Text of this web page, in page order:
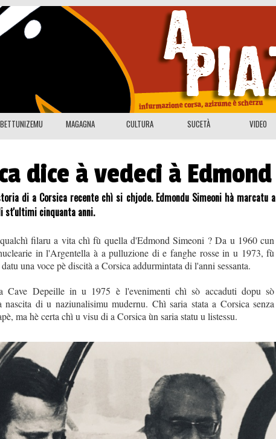
BETTUNIZEMU MAGAGNA CULTURA SUCETÀ VIDEO
dice à vedeci à Edmond
di a Corsica recente chì si chjode. Edmondu Simeoni hà marcatu a
st'ultimi cinquanta anni.
filaru a vita chì fù quella d'Edmond Simeoni ? Da u 1960 cun
in l'Argentella à a pulluzione di e fanghe rosse in u 1973, fù
una voce pè discità a Corsica addurmintata di l'anni sessanta.
Cave Depeille in u 1975 è l'evenimenti chì sò accaduti dopu sò
nascita di u naziunalisimu mudernu. Chì saria stata a Corsica senza
ma hè certa chì u visu di a Corsica ùn saria statu u listessu.